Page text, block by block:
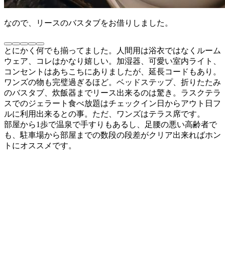
なので、リースのバスタブをお借りしました。
とにかく何でも揃ってました。人間用は浴衣ではなくルーム
ウェア、コレはかなり嬉しい。加湿器、可愛い室内ライト、
コンセントはあちこちにありましたが、延長コードもあり。
ワンズの物も完璧過ぎるほど。ベッドステップ、折りたたみ
のバスタブ、炊飯器までリース出来るのは驚き。ラスクテラ
スでのジェラート食べ放題はチェックイン日からアウト日フ
ルに利用出来るとの事。ただ、ワンズはテラス席です。
部屋から1歩で温泉で手すりもあるし、足腰の悪い高齢者で
も、駐車場から部屋までの数段の段差がクリア出来ればホン
トにオススメです。